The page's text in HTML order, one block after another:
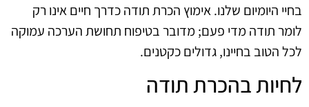
בחיי היומיום שלנו. אימוץ הכרת תודה כדרך חיים אינו רק
לומר תודה מדי פעם; מדובר בטיפוח תחושת הערכה עמוקה
לכל הטוב בחיינו, גדולים כקטנים.
לחיות בהכרת תודה